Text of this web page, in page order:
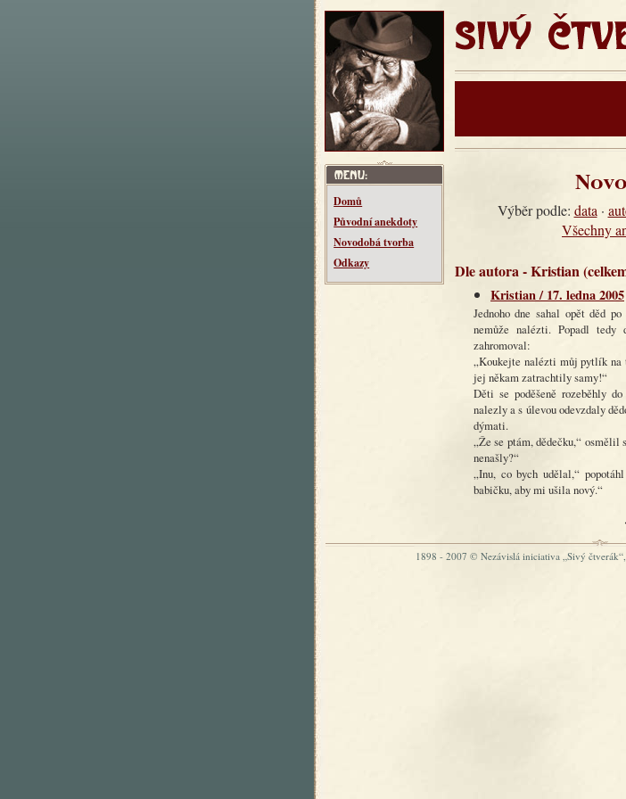
SIVÝ ČTVERÁK
Domů
Původní anekdoty
Novodobá tvorba
Odkazy
Výběr podle: data ·
Všechny
Dle autora - Kristian
Kristian / 17. ledna 2005
Jednoho dne sahal opět děd
nemůže nalézti. Popadl
zahromoval:
„Koukejte nalézti můj pytlík na
jej někam zatrachtily samy!“
Děti se poděšeně rozeběhly
nalezly a s úlevou odevzdaly
dýmati.
„Že se ptám, dědečku,“
nenašly?“
„Inu, co bych udělal,“
babičku, aby mi ušila nový.“
1898 - 2007 © Nezávislá iniciativa „Sivý